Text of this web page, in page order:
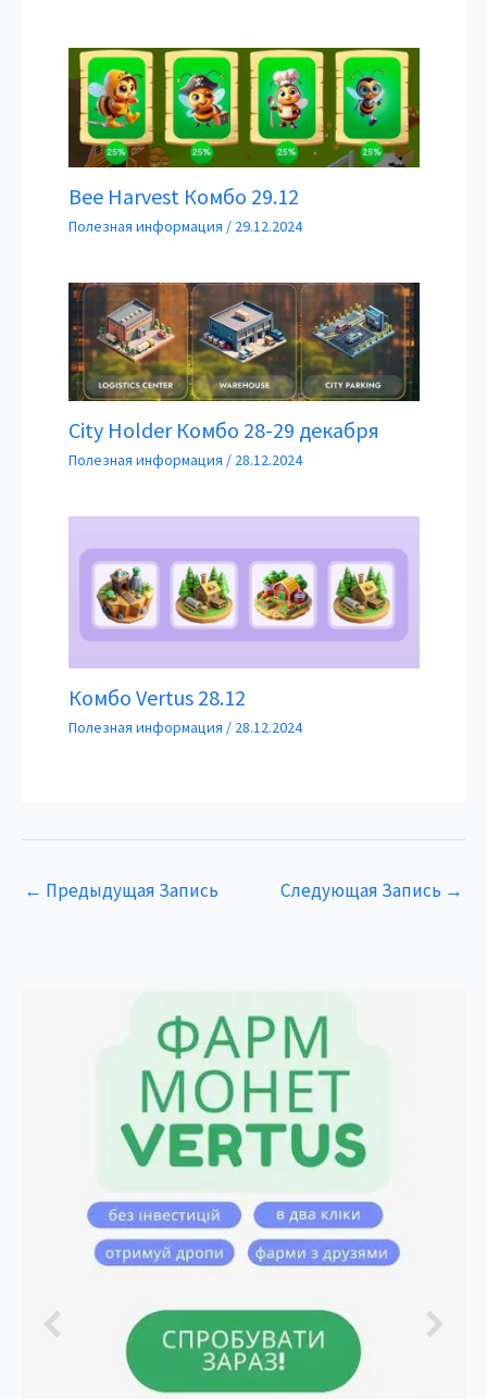
Bee Harvest Комбо 29.12
Полезная информация / 29.12.2024
City Holder Комбо 28-29 декабря
Полезная информация / 28.12.2024
Комбо Vertus 28.12
Полезная информация / 28.12.2024
← Предыдущая Запись Следующая Запись →